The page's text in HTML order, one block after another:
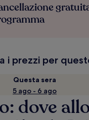
i prezzi per
Questa sera
5 ago - 6 ago
dove